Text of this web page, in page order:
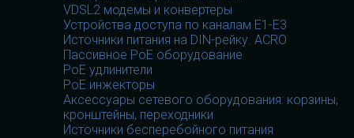
VDSL2 модемы и конвертеры
Устройства доступа по каналам E1-E3
Источники питания на DIN-рейку. ACRO
Пассивное PoE оборудование
PoE удлинители
PoE инжекторы
Аксессуары сетевого оборудования: корзины,
кронштейны, переходники
Источники бесперебойного питания